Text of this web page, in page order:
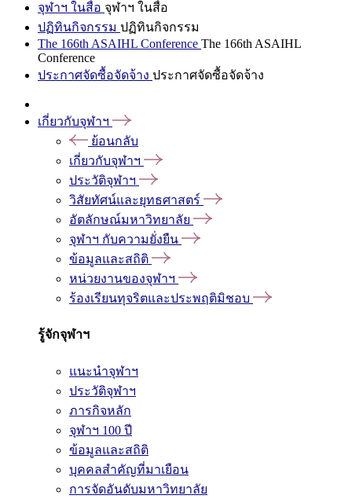
จุฬาฯ ในสื่อ จุฬาฯ ในสื่อ
ปฏิทินกิจกรรม ปฏิทินกิจกรรม
The 166th ASAIHL Conference The 166th ASAIHL
Conference
ประกาศจัดซื้อจัดจ้าง ประกาศจัดซื้อจัดจ้าง
เกี่ยวกับจุฬาฯ
ย้อนกลับ
เกี่ยวกับจุฬาฯ
ประวัติจุฬาฯ
วิสัยทัศน์และยุทธศาสตร์
อัตลักษณ์มหาวิทยาลัย
จุฬาฯ กับความยั่งยืน
ข้อมูลและสถิติ
หน่วยงานของจุฬาฯ
ร้องเรียนทุจริตและประพฤติมิชอบ
รู้จักจุฬาฯ
แนะนำจุฬาฯ
ประวัติจุฬาฯ
ภารกิจหลัก
จุฬาฯ 100 ปี
ข้อมูลและสถิติ
บุคคลสำคัญที่มาเยือน
การจัดอันดับมหาวิทยาลัย